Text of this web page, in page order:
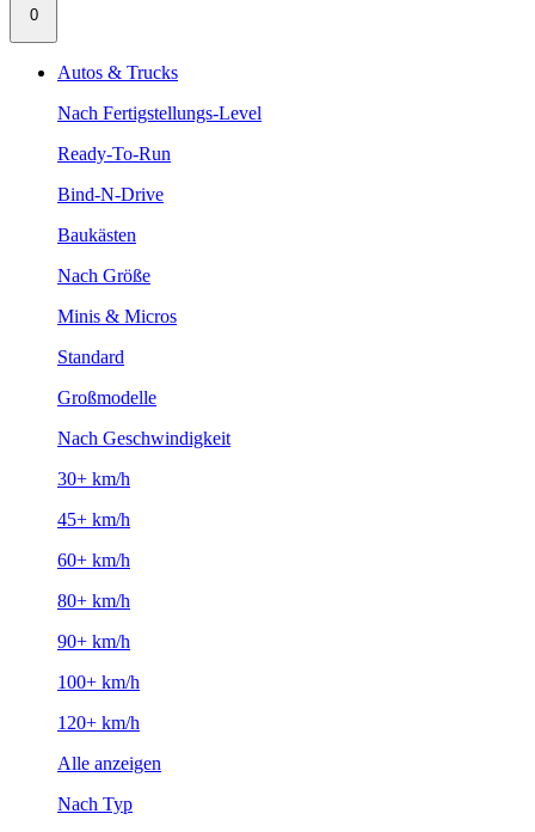
0
Autos & Trucks
Nach Fertigstellungs-Level
Ready-To-Run
Bind-N-Drive
Baukästen
Nach Größe
Minis & Micros
Standard
Großmodelle
Nach Geschwindigkeit
30+ km/h
45+ km/h
60+ km/h
80+ km/h
90+ km/h
100+ km/h
120+ km/h
Alle anzeigen
Nach Typ